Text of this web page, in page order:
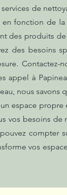
de
fonction de
des produits
des besoins
Contactez-
appel à
nous
espace
vos besoins
compter
vos